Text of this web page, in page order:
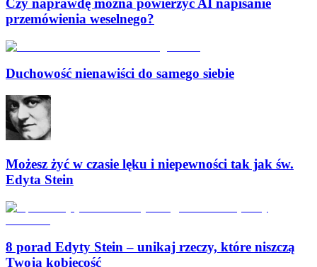
Czy naprawdę można powierzyć AI napisanie
przemówienia weselnego?
Duchowość nienawiści do samego siebie
Możesz żyć w czasie lęku i niepewności tak jak św.
Edyta Stein
8 porad Edyty Stein – unikaj rzeczy, które niszczą
Twoją kobiecość